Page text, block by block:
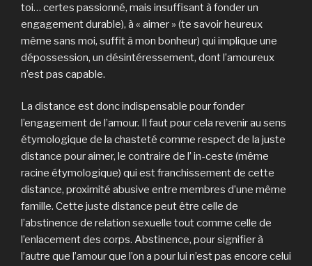
toi… certes passionné, mais insuffisant à fonder un
engagement durable), à « aimer » (te savoir heureux
même sans moi, suffit à mon bonheur) qui implique une
dépossession, un désintéressement, dont l’amoureux
n’est pas capable.
La distance est donc indispensable pour fonder
l’engagement de l’amour. Il faut pour cela revenir au sens
étymologique de la chasteté comme respect de la juste
distance pour aimer, le contraire de l’ in-ceste (même
racine étymologique) qui est franchissement de cette
distance, proximité abusive entre membres d’une même
famille. Cette juste distance peut être celle de
l’abstinence de relation sexuelle tout comme celle de
l’enlacement des corps. Abstinence, pour signifier à
l’autre que l’amour que l’on a pour lui n’est pas encore celui